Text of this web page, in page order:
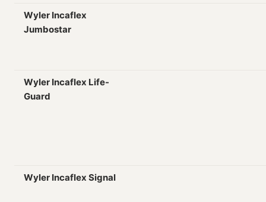
Wyler Incaflex
Jumbostar
Wyler Incaflex Life-
Guard
Wyler Incaflex Signal